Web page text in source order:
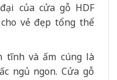
của cửa gỗ HDF
vẻ đẹp tổng thể
tĩnh và ấm cúng là
ngủ ngon. Cửa gỗ